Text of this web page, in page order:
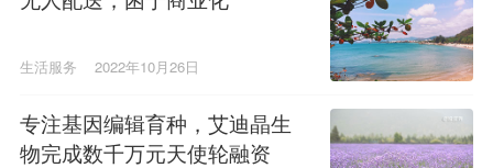
生活服务 2022年10月26日
专注基因编辑育种，艾迪晶生
物完成数千万元天使轮融资